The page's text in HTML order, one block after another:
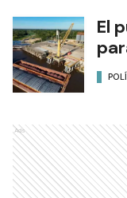
El
Ads